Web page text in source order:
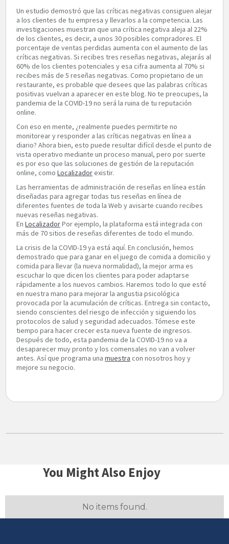
Un estudio demostró que las críticas negativas consiguen alejar
a los clientes de tu empresa y llevarlos a la competencia. Las
investigaciones muestran que una crítica negativa aleja al 22%
de los clientes, es decir, a unos 30 posibles compradores. El
porcentaje de ventas perdidas aumenta con el aumento de las
críticas negativas. Si recibes tres reseñas negativas, alejarás al
60% de los clientes potenciales y esa cifra aumenta al 70% si
recibes más de 5 reseñas negativas. Como propietario de un
restaurante, es probable que desees que las palabras críticas
positivas vuelvan a aparecer en este blog. No te preocupes, la
pandemia de la COVID-19 no será la ruina de tu reputación
online.
Con eso en mente, ¿realmente puedes permitirte no
monitorear y responder a las críticas negativas en línea a
diario? Ahora bien, esto puede resultar difícil desde el punto de
vista operativo mediante un proceso manual, pero por suerte
es por eso que las soluciones de gestión de la reputación
online, comoLocalizadorexistir.
Las herramientas de administración de reseñas en línea están
diseñadas para agregar todas tus reseñas en línea de
diferentes fuentes de toda la Web y avisarte cuando recibes
nuevas reseñas negativas.
EnLocalizadorPor ejemplo, la plataforma está integrada con
más de 70 sitios de reseñas diferentes de todo el mundo.
La crisis de la COVID-19 ya está aquí. En conclusión, hemos
demostrado que para ganar en el juego de comida a domicilio y
comida para llevar (la nueva normalidad), la mejor arma es
escuchar lo que dicen los clientes para poder adaptarse
rápidamente a los nuevos cambios. Haremos todo lo que esté
en nuestra mano para mejorar la angustia psicológica
provocada por la acumulación de críticas. Entrega sin contacto,
siendo conscientes del riesgo de infección y siguiendo los
protocolos de salud y seguridad adecuados. Tómese este
tiempo para hacer crecer esta nueva fuente de ingresos.
Después de todo, esta pandemia de la COVID-19 no va a
desaparecer muy pronto y los comensales no van a volver
antes. Así que programa unamuestra con nosotros hoy y
mejore su negocio.
You Might Also Enjoy
No items found.